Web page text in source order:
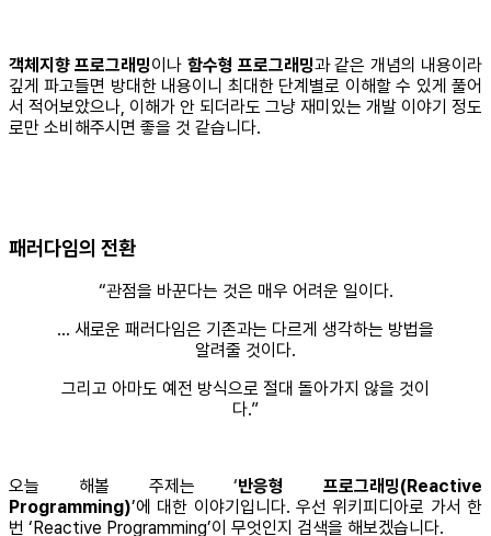
객체지향 프로그래밍이나 함수형 프로그래밍과 같은 개념의 내용이라
깊게 파고들면 방대한 내용이니 최대한 단계별로 이해할 수 있게 풀어
서 적어보았으나, 이해가 안 되더라도 그냥 재미있는 개발 이야기 정도
로만 소비해주시면 좋을 것 같습니다.
패러다임의 전환
“관점을 바꾼다는 것은 매우 어려운 일이다.
... 새로운 패러다임은 기존과는 다르게 생각하는 방법을
알려줄 것이다.
그리고 아마도 예전 방식으로 절대 돌아가지 않을 것이
다.”
오늘 해볼 주제는 ‘반응형 프로그래밍(Reactive
Programming)’에 대한 이야기입니다. 우선 위키피디아로 가서 한
번 ‘Reactive Programming’이 무엇인지 검색을 해보겠습니다.